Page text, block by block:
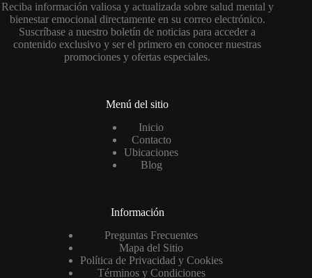
Reciba información valiosa y actualizada sobre salud mental y
bienestar emocional directamente en su correo electrónico.
Suscríbase a nuestro boletín de noticias para acceder a
contenido exclusivo y ser el primero en conocer nuestras
promociones y ofertas especiales.
Menú del sitio
Inicio
Contacto
Ubicaciones
Blog
Información
Preguntas Frecuentes
Mapa del Sitio
Política de Privacidad y Cookies
Términos y Condiciones